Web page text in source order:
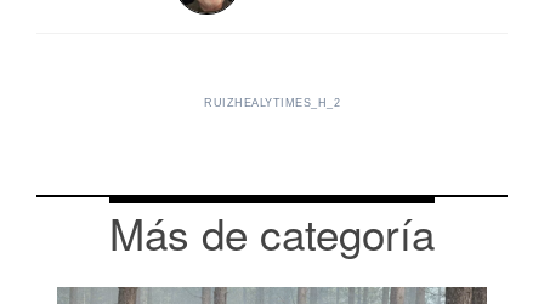
RUIZHEALYTIMES_H_2
Más de categoría